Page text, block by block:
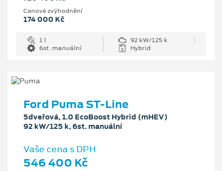
Cenové zvýhodnění
174 000 Kč
1 l
92 kW/125 k
6st. manuální
Hybrid
Ford Puma ST-Line
5dveřová, 1.0 EcoBoost Hybrid (mHEV)
92 kW/125 k, 6st. manuální
Vaše cena s DPH
546 400 Kč